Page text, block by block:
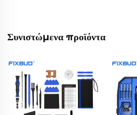
Συνιστώμενα προϊόντα